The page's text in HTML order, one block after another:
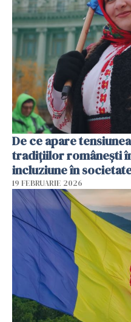
De ce apare
tradițiilor românești
incluziune în
19 FEBRUARIE 2026